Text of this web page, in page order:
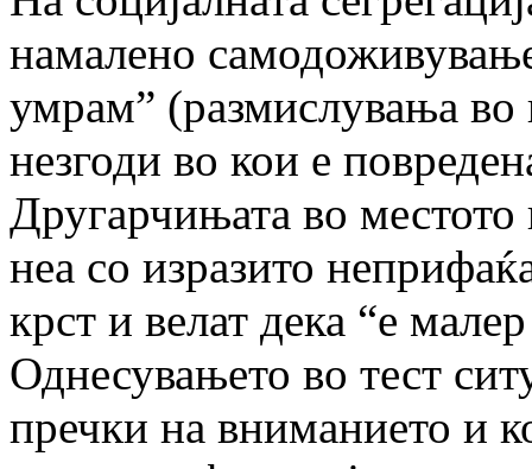
намалено
умрам” (размислувања во
незгоди во кои е
Другарчињата во
неа со изразито
крст и велат дека “е
Однесувањето во тест
пречки на вниманието и